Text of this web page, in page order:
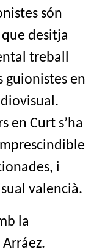
són
desitja
treball
guionistes en
en Curt s’ha
i
valencià.
la